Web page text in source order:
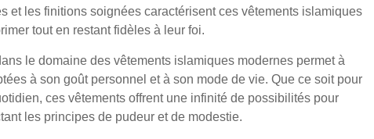
et les finitions soignées caractérisent ces vêtements islamiques
tout en restant fidèles à leur foi.
le domaine des vêtements islamiques modernes permet à
à son goût personnel et à son mode de vie. Que ce soit pour
ces vêtements offrent une infinité de possibilités pour
les principes de pudeur et de modestie.